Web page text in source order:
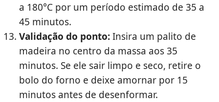
a 180°C por um período estimado de 35 a
45 minutos.
Validação do ponto:Insira um palito de
madeira no centro da massa aos 35
minutos. Se ele sair limpo e seco, retire o
bolo do forno e deixe amornar por 15
minutos antes de desenformar.